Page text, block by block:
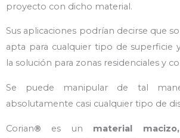
proyecto con dicho material.
Sus aplicaciones podrían decirse que
apta para cualquier tipo de superficie
la solución para zonas residenciales y
Se puede manipular de tal
absolutamente casi cualquier tipo de
Corian® es un material